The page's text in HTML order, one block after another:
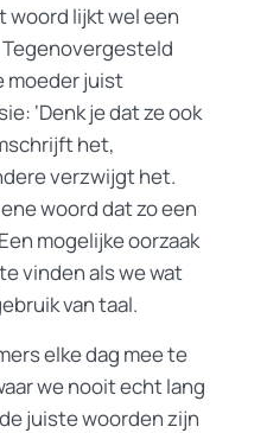
woord lijkt wel een
moeder juist
‘Denk je dat ze ook
het,
verzwijgt het.
woord dat zo een
mogelijke oorzaak
vinden als we wat
van taal.
elke dag mee te
we nooit echt lang
juiste woorden zijn